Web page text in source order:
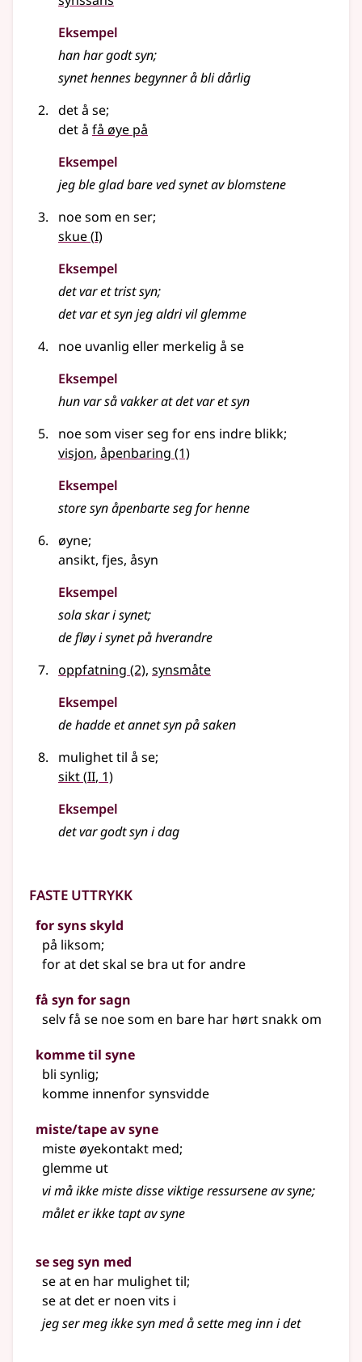
Eksempel
han har godtsyn;
synet hennes begynner å bli dårlig
det å se;
det å få øye på
Eksempel
jeg ble glad bare vedsynetav blomstene
noe som en ser;
skue(1
I)
Eksempel
det var et tristsyn;
det var etsynjeg aldri vil glemme
noe uvanlig eller merkelig å se
Eksempel
hun var så vakker at det var etsyn
noe som viser seg for ens indre blikk;
visjon, åpenbaring (1)
Eksempel
storesynåpenbarte seg for henne
øyne;
ansikt, fjes, åsyn
Eksempel
sola skar isynet;
de fløy isynetpå hverandre
oppfatning (2), synsmåte
Eksempel
de hadde et annetsynpå saken
mulighet til å se;
sikt(2
II, 1)
Eksempel
det var godt syn i dag
Faste uttrykk
for syns skyld
på liksom;
for at det skal se bra ut for andre
få syn for sagn
selv få se noe som en bare har hørt snakk om
komme til syne
bli synlig;
komme innenfor synsvidde
miste/tape av syne
miste øyekontakt med;
glemme ut
vi må ikke miste disse viktige ressursene av syne;
målet er ikke tapt av syne
se seg syn med
se at en har mulighet til;
se at det er noen vits i
jeg ser meg ikke syn med å sette meg inn i det